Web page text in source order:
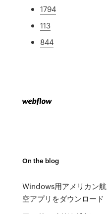
1794
113
844
On the blog
Windows用アメリカン航
空アプリをダウンロード